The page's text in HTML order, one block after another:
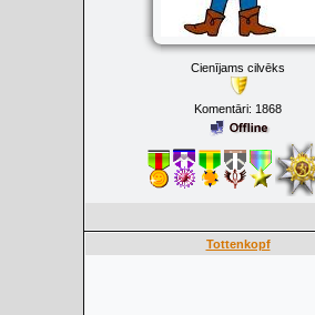
Cienījams cilvēks
Komentāri: 1868
Tottenkopf